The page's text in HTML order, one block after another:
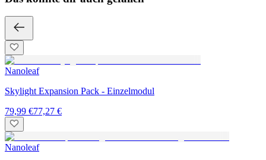
Nanoleaf
Skylight Expansion Pack - Einzelmodul
79,99 €77,27 €
Nanoleaf